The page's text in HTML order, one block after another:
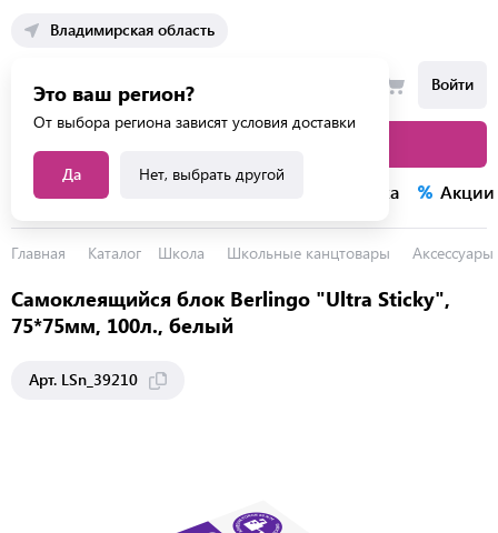
Владимирская область
Это ваш регион?
От выбора региона зависят условия доставки
Да Нет, выбрать другой
Войти
Каталог услуг Распродажа Акции
Главная Каталог Школа Школьные канцтовары
Самоклеящийся блок Berlingo "Ultra Sticky",
75*75мм, 100л., белый
Арт. LSn_39210